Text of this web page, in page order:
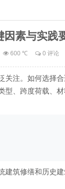
因素与实践
600 ℃ 0 评论
关注。如何选择
、跨度荷载、
建筑修缮和历史